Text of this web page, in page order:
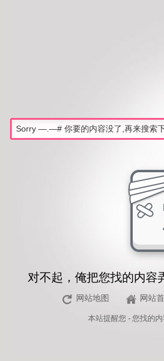
对不起，俺把您找的内容
网站地图 网站
本站提醒您 - 您找的